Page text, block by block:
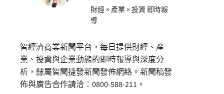
財經 × 產業 × 投資 即時報
導
智經濟商業新聞平台，每日提供財經、產
業、投資與企業動態的即時報導與深度分
析，隸屬智聞捷發新聞發佈網絡。新聞稿發
佈與廣告合作請洽：0800-588-211。